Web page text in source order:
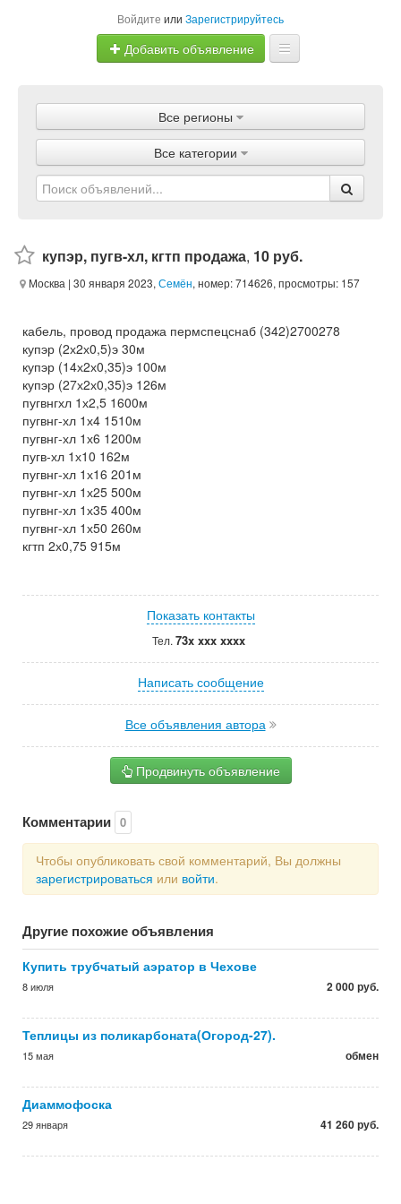
Войдите или Зарегистрируйтесь
Добавить объявление
Объявления
Магазины
Услуги
Все регионы
Все категории
купэр, пугв-хл, кгтп продажа, 10 руб.
Москва | 30 января 2023, Семён, номер: 714626, просмотры: 157
кабель, провод продажа пермспецснаб (342)2700278
купэр (2х2х0,5)э 30м
купэр (14х2х0,35)э 100м
купэр (27х2х0,35)э 126м
пугвнгхл 1х2,5 1600м
пугвнг-хл 1х4 1510м
пугвнг-хл 1х6 1200м
пугв-хл 1х10 162м
пугвнг-хл 1х16 201м
пугвнг-хл 1х25 500м
пугвнг-хл 1х35 400м
пугвнг-хл 1х50 260м
кгтп 2х0,75 915м
Показать контакты
Тел. 73x xxx xxxx
Написать сообщение
Все объявления автора
Продвинуть объявление
Комментарии 0
Чтобы опубликовать свой комментарий, Вы должны
зарегистрироваться или войти.
Другие похожие объявления
Купить трубчатый аэратор в Чехове
8 июля 2 000 руб.
Теплицы из поликарбоната(Огород-27).
15 мая обмен
Диаммофоска
29 января 41 260 руб.